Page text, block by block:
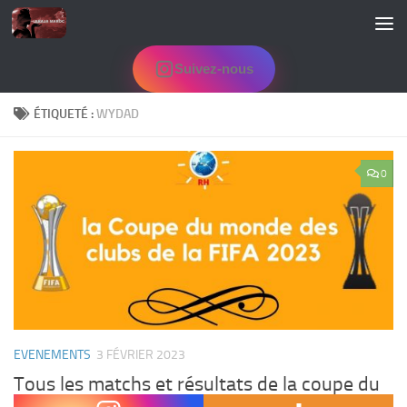
Skip to content
Suivez-nous
ÉTIQUETÉ :WYDAD
0
EVENEMENTS 3 FÉVRIER 2023
Tous les matchs et résultats de la coupe du